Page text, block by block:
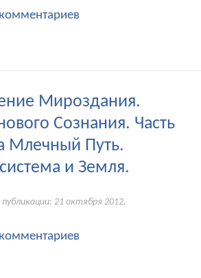
Мироздания.
Сознания. Часть
Млечный Путь.
и Земля.
21 октября 2012.